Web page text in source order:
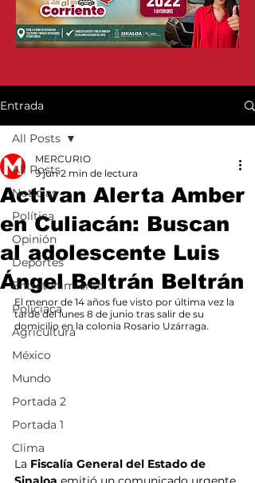
Entrada
All Posts
Noticias
Política
Opinión
Deportes
Entretenimiento
Policiaca
Agricultura
México
Mundo
Portada 2
Portada 1
Clima
All Posts
Activan Alerta Amber
en Culiacán: Buscan
al adolescente Luis
Ángel Beltrán Beltrán
MERCURIO
9 jun 2 min de lectura
El menor de 14 años fue visto por última vez la
tarde del lunes 8 de junio tras salir de su
domicilio en la colonia Rosario Uzárraga.
La Fiscalía General del Estado de